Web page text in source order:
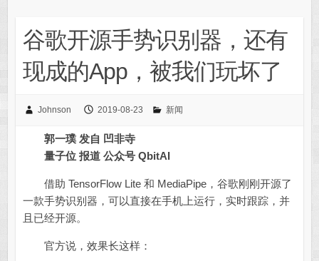
谷歌开源手势识别器，还有
现成的App，被我们玩坏了
Johnson 2019-08-23 新闻
郭一璞 发自 凹非寺
量子位 报道 公众号 QbitAI
借助 TensorFlow Lite 和 MediaPipe，谷歌刚刚开源了
一款手势识别器，可以直接在手机上运行，实时跟踪，并
且已经开源。
官方说，效果长这样：